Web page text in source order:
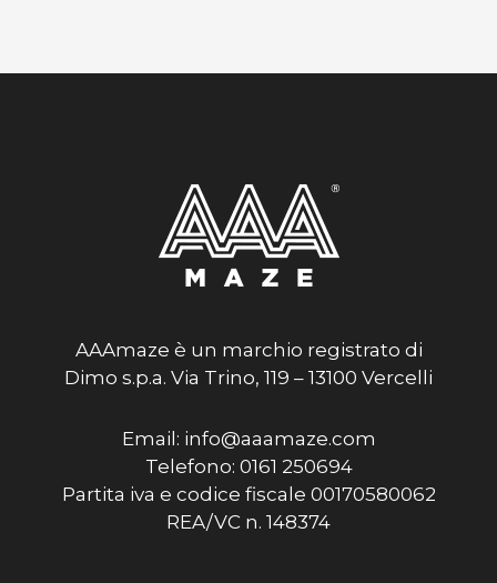
AAAmaze è un marchio registrato di
Dimo s.p.a. Via Trino, 119 – 13100 Vercelli
Email: info@aaamaze.com
Telefono: 0161 250694
Partita iva e codice fiscale 00170580062
REA/VC n. 148374